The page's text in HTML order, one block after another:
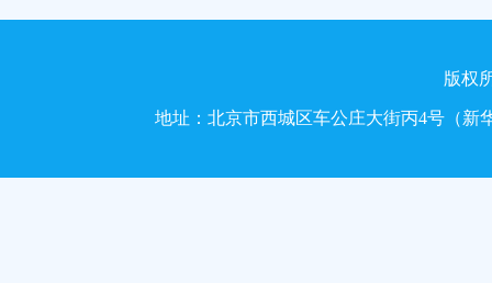
版权
地址：北京市西城区车公庄大街丙4号（